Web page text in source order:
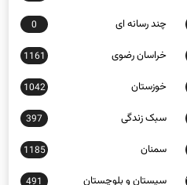
خراسان رضوی 1161
خوزستان 1042
سبک زندگی 397
سمنان 1185
سیستان و بلوچستان 491